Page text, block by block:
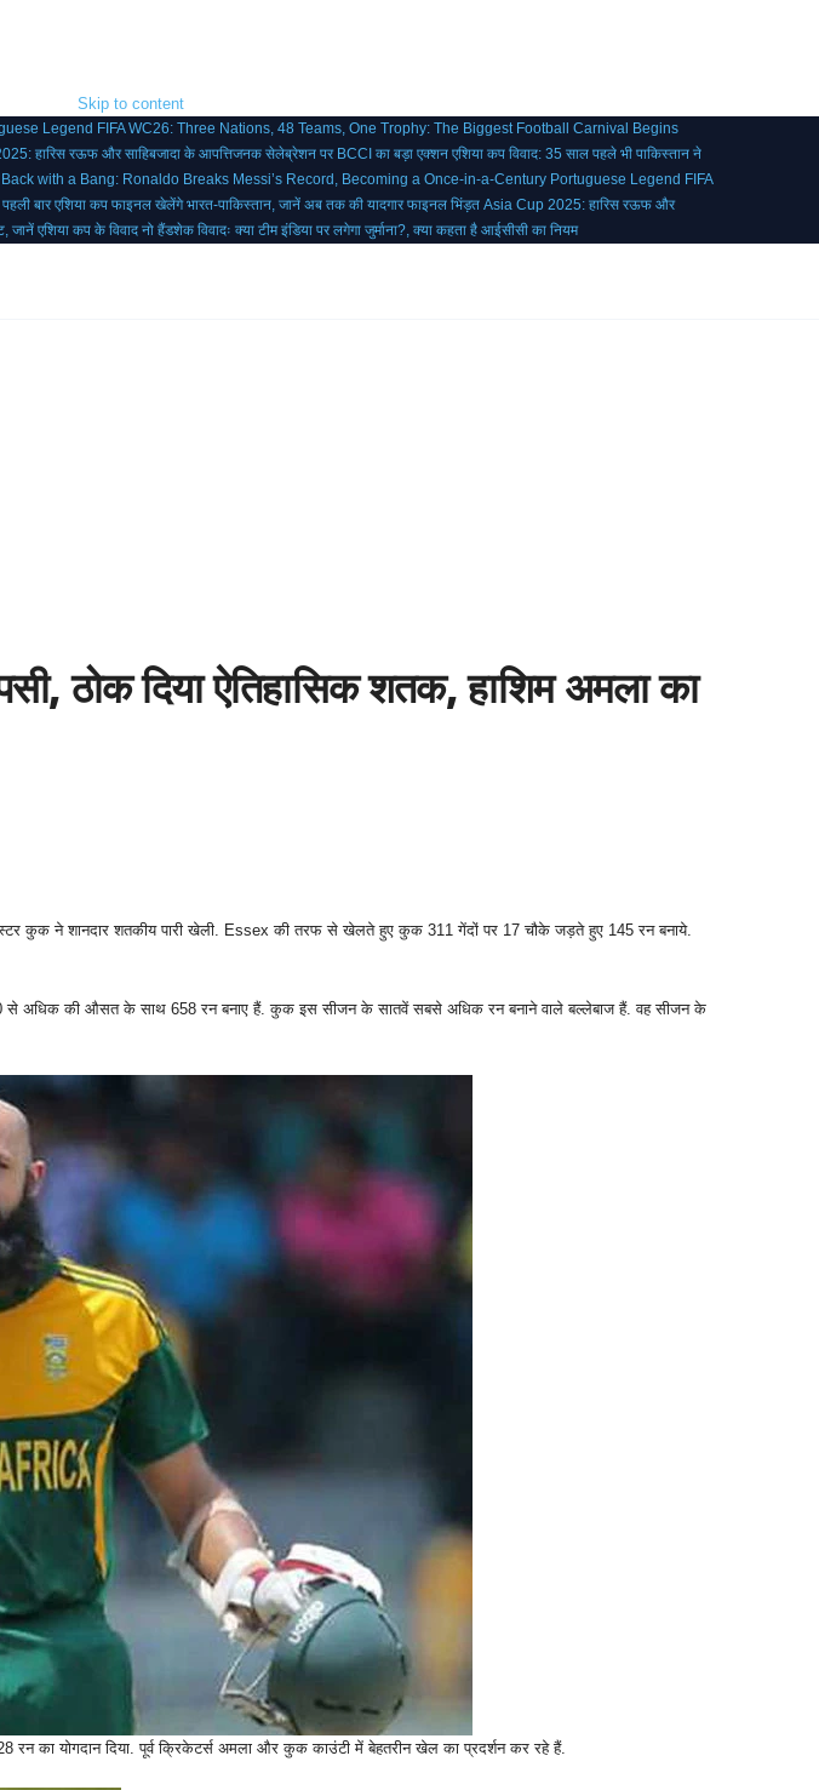
Skip to content
Legend FIFA WC26: Three Nations, 48 Teams, One Trophy: The Biggest Football Carnival Begins
हारिस रऊफ और साहिबजादा के आपत्तिजनक सेलेब्रेशन पर BCCI का बड़ा एक्शन एशिया कप विवाद: 35 साल पहले भी पाकिस्तान ने
Back with a Bang: Ronaldo Breaks Messi’s Record, Becoming a Once-in-a-Century Portuguese Legend FIFA
बार एशिया कप फाइनल खेलेंगे भारत-पाकिस्तान, जानें अब तक की यादगार फाइनल भिंड़त Asia Cup 2025: हारिस रऊफ और
जानें एशिया कप के विवाद नो हैंडशेक विवादः क्या टीम इंडिया पर लगेगा जुर्माना?, क्या कहता है आईसीसी का नियम
ठोक दिया ऐतिहासिक शतक, हाशिम अमला का
कुक ने शानदार शतकीय पारी खेली. Essex की तरफ से खेलते हुए कुक 311 गेंदों पर 17 चौके जड़ते हुए 145 रन बनाये.
से अधिक की औसत के साथ 658 रन बनाए हैं. कुक इस सीजन के सातवें सबसे अधिक रन बनाने वाले बल्लेबाज हैं. वह सीजन के
रन का योगदान दिया. पूर्व क्रिकेटर्स अमला और कुक काउंटी में बेहतरीन खेल का प्रदर्शन कर रहे हैं.